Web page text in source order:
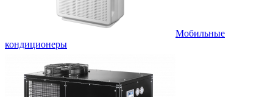
Мобильные
кондиционеры